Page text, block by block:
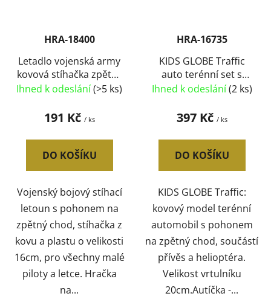
HRA-18400
Letadlo vojenská army
kovová stíhačka zpětný
chod 3 druhy Světlo
Ihned k odeslání(>5 ks)
191 Kč / ks
DO KOŠÍKU
Vojenský bojový stíhací
letoun s pohonem na
zpětný chod, stíhačka z
kovu a plastu o velikosti
16cm, pro všechny malé
piloty a letce. Hračka
na...
HRA-16735
KIDS GLOBE Traffic
auto terénní set s
přívěsem a vrtulníkem
Ihned k odeslání(2 ks)
397 Kč / ks
DO KOŠÍKU
KIDS GLOBE Traffic:
kovový model terénní
automobil s pohonem
na zpětný chod, součástí
přívěs a helioptéra.
Velikost vrtulníku
20cm.Autíčka -...